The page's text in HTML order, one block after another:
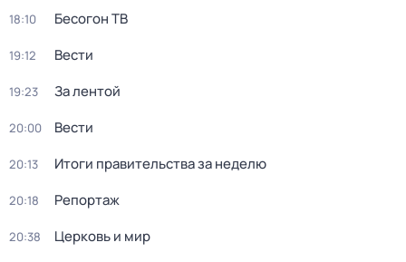
18:10 Бесогон ТВ
19:12 Вести
19:23 За лентой
20:00 Вести
20:13 Итоги правительства за неделю
20:18 Репортаж
20:38 Церковь и мир